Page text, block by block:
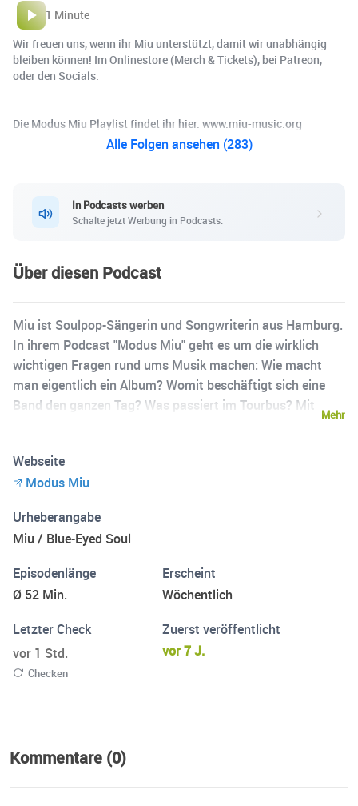
1 Minute
Wir freuen uns, wenn ihr Miu unterstützt, damit wir unabhängig
bleiben können! Im Onlinestore (Merch & Tickets), bei Patreon,
oder den Socials.
Die Modus Miu Playlist findet ihr hier. www.miu-music.org
Alle Folgen ansehen (283)
In Podcasts werben
Schalte jetzt Werbung in Podcasts.
Über diesen Podcast
Miu ist Soulpop-Sängerin und Songwriterin aus Hamburg.
In ihrem Podcast "Modus Miu" geht es um die wirklich
wichtigen Fragen rund ums Musik machen: Wie macht
man eigentlich ein Album? Womit beschäftigt sich eine
Band den ganzen Tag? Was passiert im Tourbus? Mit
Songwritingprozesse und das Musikbusiness. Für
Musikbegeisterte und Miu-Fans - und die, die’s werden
Mehr
Webseite
Modus Miu
Urheberangabe
Miu / Blue-Eyed Soul
Episodenlänge
Ø 52 Min.
Erscheint
Wöchentlich
Letzter Check
vor 1 Std.
Checken
Zuerst veröffentlicht
vor 7 J.
Kommentare (0)